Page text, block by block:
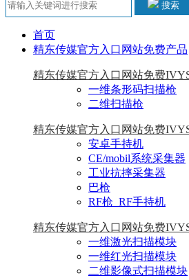
搜索
首页
精东传媒官方入口网站免费产品
精东传媒官方入口网站免费
一维条形码扫描枪
二维扫描枪
精东传媒官方入口网站免费
安卓手持机
CE/mobil系统采集器
工业抗摔采集器
巴枪
RF枪_RF手持机
精东传媒官方入口网站免费
一维激光扫描模块
一维红光扫描模块
二维影像式扫描模块